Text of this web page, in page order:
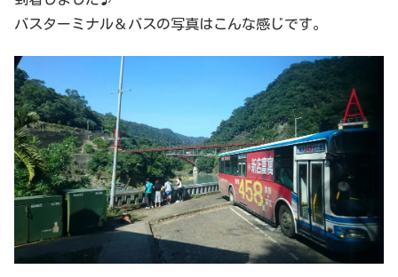
バスターミナル＆バスの写真はこんな感じです。